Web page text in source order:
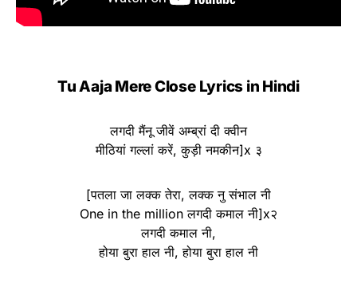
Tu Aaja Mere Close Lyrics in Hindi
लगदी मैंनू जीवें अम्ब्रां दी क्वीन
मीठियां गल्लां करें, कुड़ी नमकीन]x ३
[पतला जा लक्क तेरा, लक्क नु संभाल नी
One in the million लगदी कमाल नी]x२
लगदी कमाल नी,
होया बुरा हाल नी, होया बुरा हाल नी